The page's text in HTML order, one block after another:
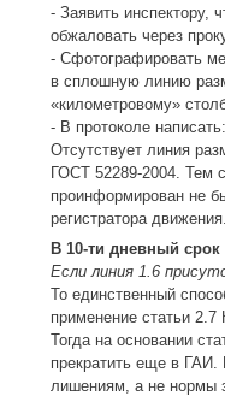
- Заявить инспектору,
обжаловать через
- Сфотографировать
в сплошную линию
«километровому»
- В протоколе
Отсутствует линия
ГОСТ 52289-2004. Тем
проинформирован не
регистратора
В 10-ти дневный
Если линия 1.6
То единственный
применение статьи
Тогда на основании
прекратить еще в ГАИ.
лишениям, а не нормы